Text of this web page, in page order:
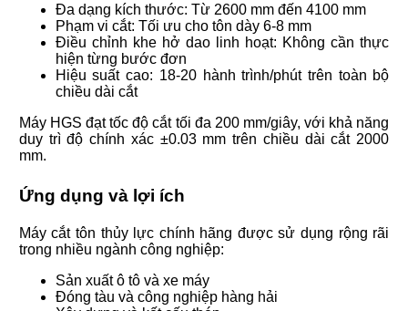
Đa dạng kích thước: Từ 2600 mm đến 4100 mm
Phạm vi cắt: Tối ưu cho tôn dày 6-8 mm
Điều chỉnh khe hở dao linh hoạt: Không cần thực
hiện từng bước đơn
Hiệu suất cao: 18-20 hành trình/phút trên toàn bộ
chiều dài cắt
Máy HGS đạt tốc độ cắt tối đa 200 mm/giây, với khả năng
duy trì độ chính xác ±0.03 mm trên chiều dài cắt 2000
mm.
Ứng dụng và lợi ích
Máy cắt tôn thủy lực chính hãng được sử dụng rộng rãi
trong nhiều ngành công nghiệp:
Sản xuất ô tô và xe máy
Đóng tàu và công nghiệp hàng hải